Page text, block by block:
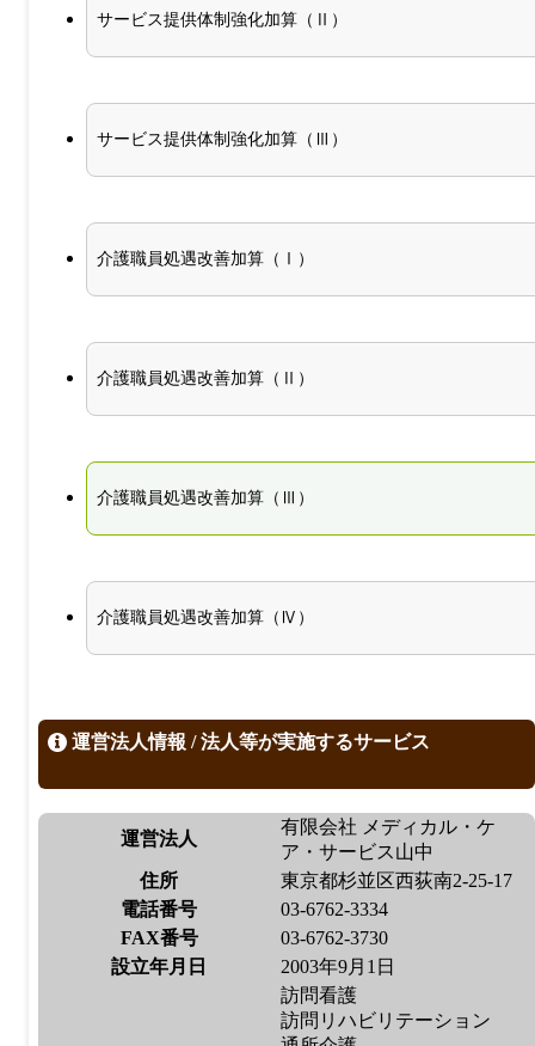
サービス提供体制強化加算（Ⅱ）
サービス提供体制強化加算（Ⅲ）
介護職員処遇改善加算（Ⅰ）
介護職員処遇改善加算（Ⅱ）
介護職員処遇改善加算（Ⅲ）
介護職員処遇改善加算（Ⅳ）
運営法人情報 / 法人等が実施するサービス
運営法人
有限会社 メディカル・ケ
ア・サービス山中
住所
東京都杉並区西荻南2-25-17
電話番号
03-6762-3334
FAX番号
03-6762-3730
設立年月日
2003年9月1日
訪問看護
訪問リハビリテーション